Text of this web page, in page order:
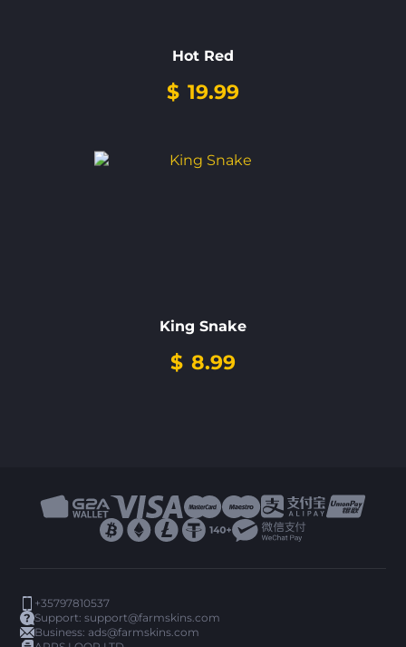
Hot Red
$ 19.99
King Snake
$ 8.99
+35797810537
Support:support@farmskins.com
Business:ads@farmskins.com